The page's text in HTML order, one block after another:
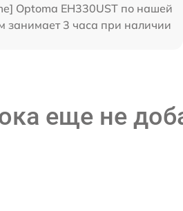
Optoma EH330UST по нашей
занимает 3 часа при наличии
еще не